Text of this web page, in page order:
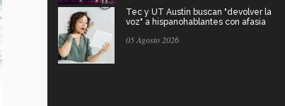
Tec y UT Austin buscan "devolver la
voz" a hispanohablantes con afasia
05 Agosto 2026